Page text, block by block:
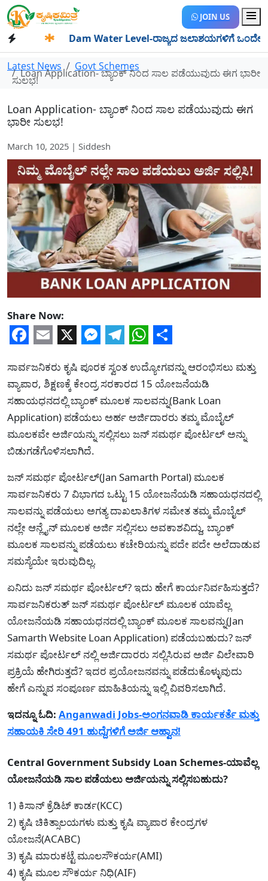
JOIN US
Dam Water Level-ರಾಜ್ಯದ ಜಲಾಶಯಗಳಿಗೆ ಒಂದೇ ದಿನದಲ್ಲಿ
Latest News Govt Schemes
Loan Application- ಬ್ಯಾಂಕ್ ನಿಂದ ಸಾಲ ಪಡೆಯುವುದು ಈಗ ಭಾರೀ
ಸುಲಭ!
Loan Application- ಬ್ಯಾಂಕ್ ನಿಂದ ಸಾಲ ಪಡೆಯುವುದು ಈಗ
ಭಾರೀ ಸುಲಭ!
March 10, 2025 | Siddesh
Share Now:
Facebook
Email
X Messenger
Telegram
WhatsApp
Share
ಸಾರ್ವಜನಿಕರು ಕೃಷಿ ಪೂರಕ ಸ್ವಂತ ಉದ್ಯೋಗವನ್ನು ಆರಂಭಿಸಲು ಮತ್ತು
ವ್ಯಾಪಾರ, ಶಿಕ್ಷಣಕ್ಕೆ ಕೇಂದ್ರ ಸರಕಾರದ 15 ಯೋಜನೆಯಡಿ
ಸಹಾಯಧನದಲ್ಲಿ ಬ್ಯಾಂಕ್ ಮೂಲಕ ಸಾಲವನ್ನು(Bank Loan
Application) ಪಡೆಯಲು ಅರ್ಹ ಅರ್ಜಿದಾರರು ತಮ್ಮ ಮೊಬೈಲ್
ಮೂಲಕವೇ ಅರ್ಜಿಯನ್ನು ಸಲ್ಲಿಸಲು ಜನ್‌ ಸಮರ್ಥ ಪೋರ್ಟಲ್ ಅನ್ನು
ಬಿಡುಗಡೆಗೊಳಿಸಲಾಗಿದೆ.
ಜನ್‌ ಸಮರ್ಥ ಪೋರ್ಟಲ್(Jan Samarth Portal) ಮೂಲಕ
ಸಾರ್ವಜನಿಕರು 7 ವಿಭಾಗದ ಒಟ್ಟು 15 ಯೋಜನೆಯಡಿ ಸಹಾಯಧನದಲ್ಲಿ
ಸಾಲವನ್ನು ಪಡೆಯಲು ಅಗತ್ಯ ದಾಖಲಾತಿಗಳ ಸಮೇತ ತಮ್ಮ ಮೊಬೈಲ್
ನಲ್ಲೇ ಆನ್ಲೈನ್ ಮೂಲಕ ಅರ್ಜಿ ಸಲ್ಲಿಸಲು ಅವಕಾಶವಿದ್ದು, ಬ್ಯಾಂಕ್
ಮೂಲಕ ಸಾಲವನ್ನು ಪಡೆಯಲು ಕಚೇರಿಯನ್ನು ಪದೇ ಪದೇ ಅಲೆದಾಡುವ
ಸಮಸ್ಯೆಯೇ ಇರುವುದಿಲ್ಲ.
ಏನಿದು ಜನ್‌ ಸಮರ್ಥ ಪೋರ್ಟಲ್? ಇದು ಹೇಗೆ ಕಾರ್ಯನಿರ್ವಹಿಸುತ್ತದೆ?
ಸಾರ್ವಜನಿಕರುತ್ ಜನ್‌ ಸಮರ್ಥ ಪೋರ್ಟಲ್ ಮೂಲಕ ಯಾವೆಲ್ಲ
ಯೋಜನೆಯಡಿ ಸಹಾಯಧನದಲ್ಲಿ ಬ್ಯಾಂಕ್ ಮೂಲಕ ಸಾಲವನ್ನು(Jan
Samarth Website Loan Application) ಪಡೆಯಬಹುದು? ಜನ್‌
ಸಮರ್ಥ ಪೋರ್ಟಲ್ ನಲ್ಲಿ ಅರ್ಜಿದಾರರು ಸಲ್ಲಿಸಿರುವ ಅರ್ಜಿ ವಿಲೇವಾರಿ
ಪ್ರಕ್ರಿಯೆ ಹೇಗಿರುತ್ತದೆ? ಇದರ ಪ್ರಯೋಜನವನ್ನು ಪಡೆದುಕೊಳ್ಳುವುದು
ಹೇಗೆ ಎನ್ನುವ ಸಂಪೂರ್ಣ ಮಾಹಿತಿಯನ್ನು ಇಲ್ಲಿ ವಿವರಿಸಲಾಗಿದೆ.
ಇದನ್ನೂ ಓದಿ: Anganwadi Jobs-ಅಂಗನವಾಡಿ ಕಾರ್ಯಕರ್ತೆ ಮತ್ತು
ಸಹಾಯಕಿ ಸೇರಿ 491 ಹುದ್ದೆಗಳಿಗೆ ಅರ್ಜಿ ಆಹ್ವಾನ!
Central Government Subsidy Loan Schemes-ಯಾವೆಲ್ಲ
ಯೋಜನೆಯಡಿ ಸಾಲ ಪಡೆಯಲು ಅರ್ಜಿಯನ್ನು ಸಲ್ಲಿಸಬಹುದು?
1) ಕಿಸಾನ್ ಕ್ರೆಡಿಟ್ ಕಾರ್ಡ(KCC)
2) ಕೃಷಿ ಚಿಕಿತ್ಸಾಲಯಗಳು ಮತ್ತು ಕೃಷಿ ವ್ಯಾಪಾರ ಕೇಂದ್ರಗಳ
ಯೋಜನೆ(ACABC)
3) ಕೃಷಿ ಮಾರುಕಟ್ಟೆ ಮೂಲಸೌಕರ್ಯ(AMI)
4) ಕೃಷಿ ಮೂಲ ಸೌಕರ್ಯ ನಿಧಿ(AIF)